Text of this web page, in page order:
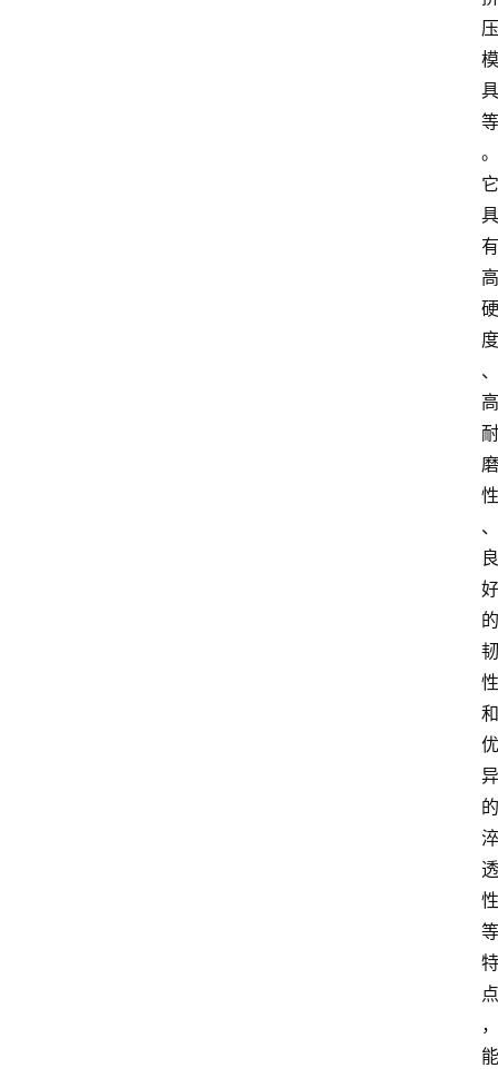
压
模
具
等
。
它
具
有
高
硬
度
、
高
耐
磨
性
、
良
好
的
韧
性
和
优
异
的
淬
透
性
等
特
点
，
能